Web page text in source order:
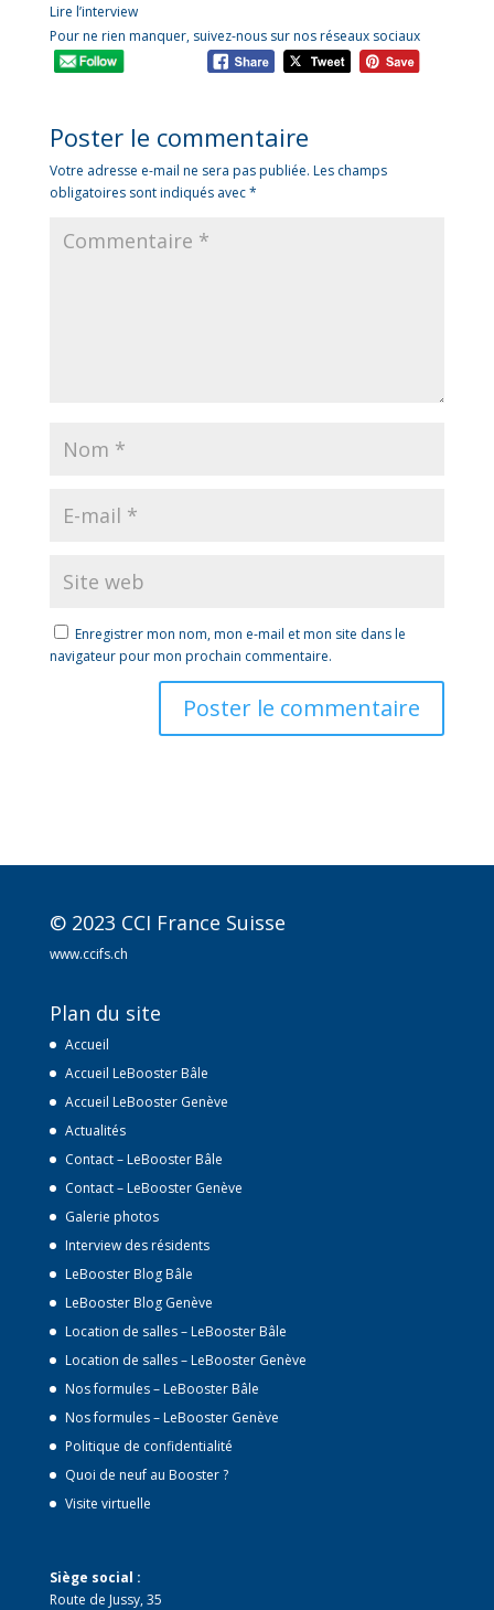
Lire l’interview
Pour ne rien manquer, suivez-nous sur nos réseaux sociaux
Poster le commentaire
Votre adresse e-mail ne sera pas publiée. Les champs
obligatoires sont indiqués avec*
Enregistrer mon nom, mon e-mail et mon site dans le
navigateur pour mon prochain commentaire.
i© 2023 CCI France Suisse
www.ccifs.ch
Plan du site
Accueil
Accueil LeBooster Bâle
Accueil LeBooster Genève
Actualités
Contact – LeBooster Bâle
Contact – LeBooster Genève
Galerie photos
Interview des résidents
LeBooster Blog Bâle
LeBooster Blog Genève
Location de salles – LeBooster Bâle
Location de salles – LeBooster Genève
Nos formules – LeBooster Bâle
Nos formules – LeBooster Genève
Politique de confidentialité
Quoi de neuf au Booster ?
Visite virtuelle
Siège social :
Route de Jussy, 35